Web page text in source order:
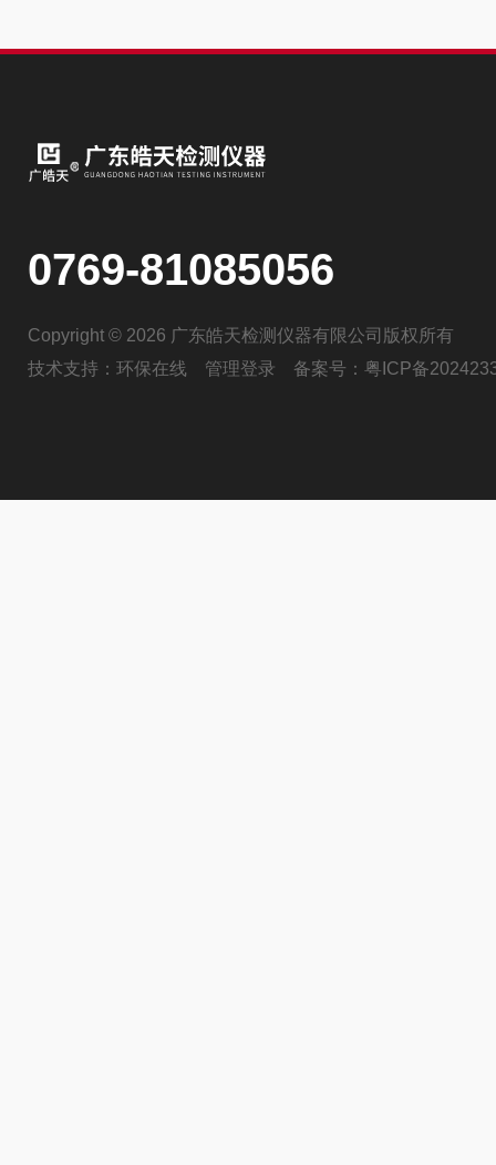
0769-81085056
Copyright © 2026 广东皓天检测仪器有限公司版权所有
技术支持： 环保在线 管理登录 备案号： 粤ICP备